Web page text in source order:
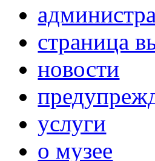
страница
новости
услуги
о музее